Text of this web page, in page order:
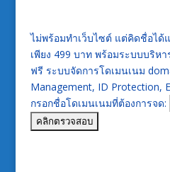
ไม่พร้อมทำเว็บไซต์ แต่คิดชื่อได้
เพียง 499 บาท พร้อมระบบบริห
ฟรี ระบบจัดการโดเมนเนม
Management, ID Protection,
กรอกชื่อโดเมนเนมที่ต้องการจด: